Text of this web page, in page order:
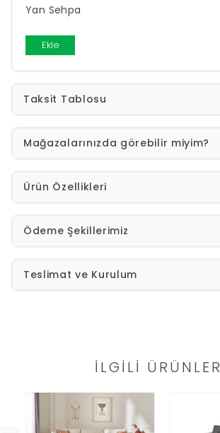
Yap
Yan Sehpa
Ekle
Taksit Tablosu
Mağazalarınızda görebilir miyim?
Ürün Özellikleri
Ödeme Şekillerimiz
Teslimat ve Kurulum
İLGILI ÜRÜNLER